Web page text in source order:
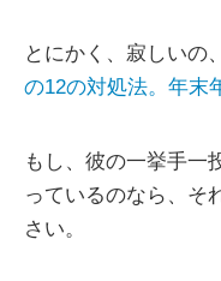
とにかく、寂しい
の12の対処法。年末
もし、彼の一挙手一
っているのなら、そ
さい。